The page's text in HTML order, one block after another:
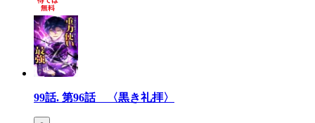
99話. 第96話 〈黒き礼拝〉